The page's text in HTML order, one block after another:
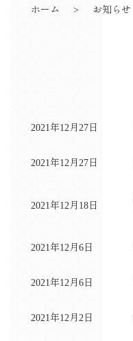
ホーム お知らせ
2021年12月27日
2021年12月27日
2021年12月18日
2021年12月6日
2021年12月6日
2021年12月2日